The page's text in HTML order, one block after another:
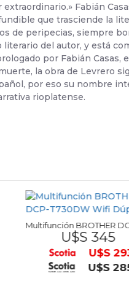
Fabián
que trasciende la
de peripecias, siempre
literario del autor, y está
por Fabián Casas,
la obra de Levrero
por eso su nombre
rioplatense.
Multifunción BROTHER DCP-T730DW Wifi Dúplex
Goma
$